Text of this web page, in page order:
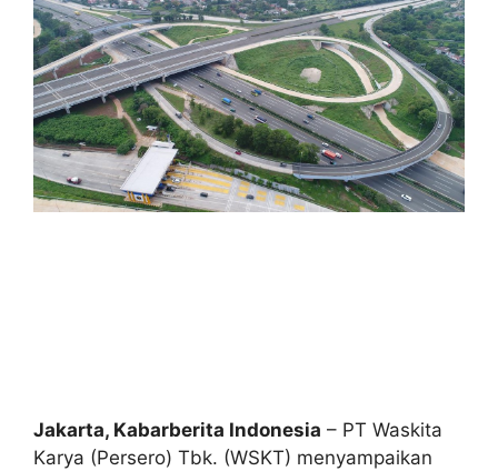
Jakarta, Kabarberita Indonesia – PT Waskita
Karya (Persero) Tbk. (WSKT) menyampaikan